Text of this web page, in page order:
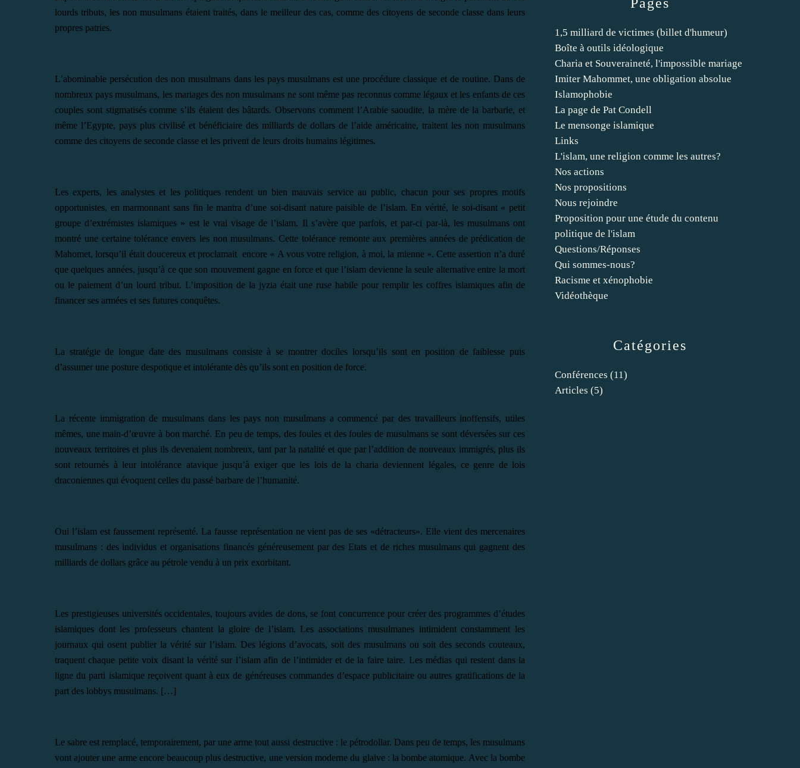
lourds tributs, les non musulmans étaient traités, dans le meilleur des cas, comme des citoyens de seconde classe dans leurs
propres patries.
L’abominable persécution des non musulmans dans les pays musulmans est une procédure classique et de routine. Dans de
nombreux pays musulmans, les mariages des non musulmans ne sont même pas reconnus comme légaux et les enfants de ces
couples sont stigmatisés comme s’ils étaient des bâtards. Observons comment l’Arabie saoudite, la mère de la barbarie, et
même l’Egypte, pays plus civilisé et bénéficiaire des milliards de dollars de l’aide américaine, traitent les non musulmans
comme des citoyens de seconde classe et les privent de leurs droits humains légitimes.
Les experts, les analystes et les politiques rendent un bien mauvais service au public, chacun pour ses propres motifs
opportunistes, en marmonnant sans fin le mantra d’une soi-disant nature paisible de l’islam. En vérité, le soi-disant « petit
groupe d’extrémistes islamiques » est le vrai visage de l’islam. Il s’avère que parfois, et par-ci par-là, les musulmans ont
montré une certaine tolérance envers les non musulmans. Cette tolérance remonte aux premières années de prédication de
Mahomet, lorsqu’il était doucereux et proclamait encore « A vous votre religion, à moi, la mienne ». Cette assertion n’a duré
que quelques années, jusqu’à ce que son mouvement gagne en force et que l’islam devienne la seule alternative entre la mort
ou le paiement d’un lourd tribut. L’imposition de la jyzia était une ruse habile pour remplir les coffres islamiques afin de
financer ses armées et ses futures conquêtes.
La stratégie de longue date des musulmans consiste à se montrer dociles lorsqu’ils sont en position de faiblesse puis
d’assumer une posture despotique et intolérante dès qu’ils sont en position de force.
La récente immigration de musulmans dans les pays non musulmans a commencé par des travailleurs inoffensifs, utiles
mêmes, une main-d’œuvre à bon marché. En peu de temps, des foules et des foules de musulmans se sont déversées sur ces
nouveaux territoires et plus ils devenaient nombreux, tant par la natalité et que par l’addition de nouveaux immigrés, plus ils
sont retournés à leur intolérance atavique jusqu’à exiger que les lois de la charia deviennent légales, ce genre de lois
draconiennes qui évoquent celles du passé barbare de l’humanité.
Oui l’islam est faussement représenté. La fausse représentation ne vient pas de ses «détracteurs». Elle vient des mercenaires
musulmans : des individus et organisations financés généreusement par des Etats et de riches musulmans qui gagnent des
milliards de dollars grâce au pétrole vendu à un prix exorbitant.
Les prestigieuses universités occidentales, toujours avides de dons, se font concurrence pour créer des programmes d’études
islamiques dont les professeurs chantent la gloire de l’islam. Les associations musulmanes intimident constamment les
journaux qui osent publier la vérité sur l’islam. Des légions d’avocats, soit des musulmans ou soit des seconds couteaux,
traquent chaque petite voix disant la vérité sur l’islam afin de l’intimider et de la faire taire. Les médias qui restent dans la
ligne du parti islamique reçoivent quant à eux de généreuses commandes d’espace publicitaire ou autres gratifications de la
part des lobbys musulmans. […]
Le sabre est remplacé, temporairement, par une arme tout aussi destructive : le pétrodollar. Dans peu de temps, les musulmans
vont ajouter une arme encore beaucoup plus destructive, une version moderne du glaive : la bombe atomique. Avec la bombe
Catégories
Conférences (11)
Articles (5)
1,5 milliard de victimes (billet d'humeur)
Boîte à outils idéologique
Charia et Souveraineté, l'impossible mariage
Imiter Mahommet, une obligation absolue
Islamophobie
La page de Pat Condell
Le mensonge islamique
Links
L'islam, une religion comme les autres?
Nos actions
Nos propositions
Nous rejoindre
Proposition pour une étude du contenu
politique de l'islam
Questions/Réponses
Qui sommes-nous?
Racisme et xénophobie
Vidéothèque